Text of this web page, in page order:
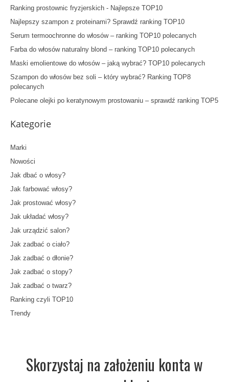
Ranking prostownic fryzjerskich - Najlepsze TOP10
Najlepszy szampon z proteinami? Sprawdź ranking TOP10
Serum termoochronne do włosów – ranking TOP10 polecanych
Farba do włosów naturalny blond – ranking TOP10 polecanych
Maski emolientowe do włosów – jaką wybrać? TOP10 polecanych
Szampon do włosów bez soli – który wybrać? Ranking TOP8
polecanych
Polecane olejki po keratynowym prostowaniu – sprawdź ranking TOP5
Kategorie
Marki
Nowości
Jak dbać o włosy?
Jak farbować włosy?
Jak prostować włosy?
Jak układać włosy?
Jak urządzić salon?
Jak zadbać o ciało?
Jak zadbać o dłonie?
Jak zadbać o stopy?
Jak zadbać o twarz?
Ranking czyli TOP10
Trendy
Skorzystaj na założeniu konta w